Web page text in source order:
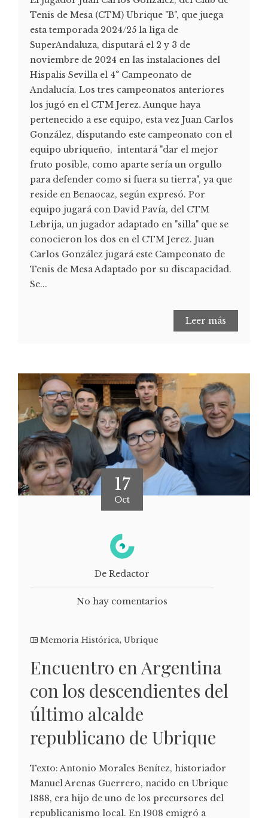
Tenis de Mesa (CTM) Ubrique "B", que juega
esta temporada 2024/25 la liga de
SuperAndaluza, disputará el 2 y 3 de
noviembre de 2024 en las instalaciones del
Hispalis Sevilla el 4° Campeonato de
Andalucía. Los tres campeonatos anteriores
los jugó en el CTM Jerez. Aunque haya
pertenecido a ese equipo, esta vez Juan Carlos
González, disputando este campeonato con el
equipo ubriqueño, intentará "dar el mejor
fruto posible, como aparte sería un orgullo
para defender como si fuera su tierra", ya que
reside en Benaocaz, según expresó. Por
equipo jugará con David Pavía, del CTM
Lebrija, un jugador adaptado en "silla" que se
conocieron los dos en el CTM Jerez. Juan
Carlos González jugará este Campeonato de
Tenis de Mesa Adaptado por su discapacidad.
Se...
Leer más
17
Oct
De Redactor
No hay comentarios
Memoria Histórica, Ubrique
Encuentro en Argentina
con los descendientes del
último alcalde
republicano de Ubrique
Texto: Antonio Morales Benítez, historiador
Manuel Arenas Guerrero, nacido en Ubrique
1888, era hijo de uno de los precursores del
republicanismo local. En 1908 emigró a